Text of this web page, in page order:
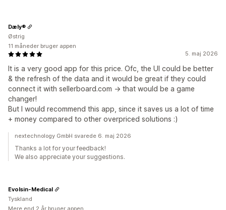
5. maj 2026
It is a very good app for this price. Ofc, the UI could be better
& the refresh of the data and it would be great if they could
connect it with sellerboard.com -> that would be a game
changer!
But I would recommend this app, since it saves us a lot of time
+ money compared to other overpriced solutions :)
Dæly®
Østrig
11 måneder bruger appen
nextechnology GmbH svarede 6. maj 2026
Thanks a lot for your feedback!
We also appreciate your suggestions.
Evolsin-Medical
Tyskland